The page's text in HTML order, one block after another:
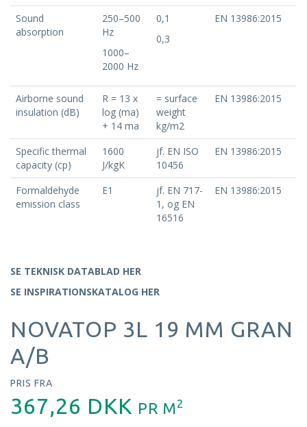
Sound
absorption
250–500
Hz
1000–
2000 Hz
0,1
0,3
EN 13986:2015
Airborne sound
insulation (dB)
R = 13 x
log (ma)
+ 14 ma
= surface
weight
kg/m2
EN 13986:2015
Specific thermal
capacity (cp)
1600
J/kgK
jf. EN ISO
10456
EN 13986:2015
Formaldehyde
emission class
E1
jf. EN 717-
1, og EN
16516
EN 13986:2015
SE TEKNISK DATABLAD HER
SE INSPIRATIONSKATALOG HER
NOVATOP 3L 19 MM GRAN
A/B
PRIS FRA
367,26 DKK PR M2